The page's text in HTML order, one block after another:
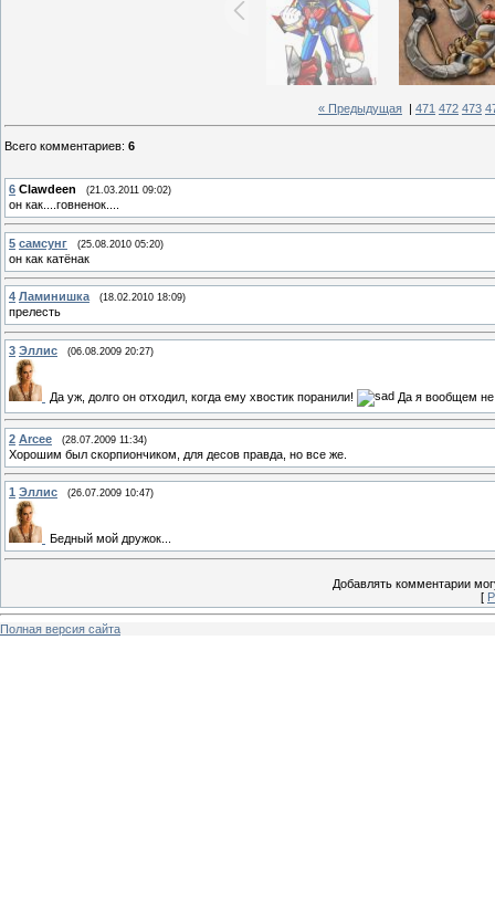
« Предыдущая 471 472 473
Всего комментариев: 6
6 Clawdeen (21.03.2011 09:02)
он как....говненок....
5 самсунг (25.08.2010 05:20)
он как катёнак
4 Ламинишка (18.02.2010 18:09)
прелесть
3 Эллис (06.08.2009 20:27)
Да уж, долго он отходил, когда ему хвостик поранили! Да я вообщем не
2 Arcee (28.07.2009 11:34)
Хорошим был скорпиончиком, для десов правда, но все же.
1 Эллис (26.07.2009 10:47)
Бедный мой дружок...
Добавлять комментарии
[
Полная версия сайта